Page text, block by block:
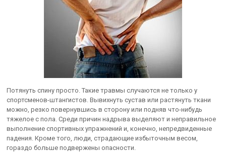
Потянуть спину просто. Такие травмы случаются не только у
спортсменов-штангистов. Вывихнуть сустав или растянуть ткани
можно, резко повернувшись в сторону или подняв что-нибудь
тяжелое с пола. Среди причин надрыва выделяют и неправильное
выполнение спортивных упражнений и, конечно, непредвиденные
падения. Кроме того, люди, страдающие избыточным весом,
гораздо больше подвержены опасности.